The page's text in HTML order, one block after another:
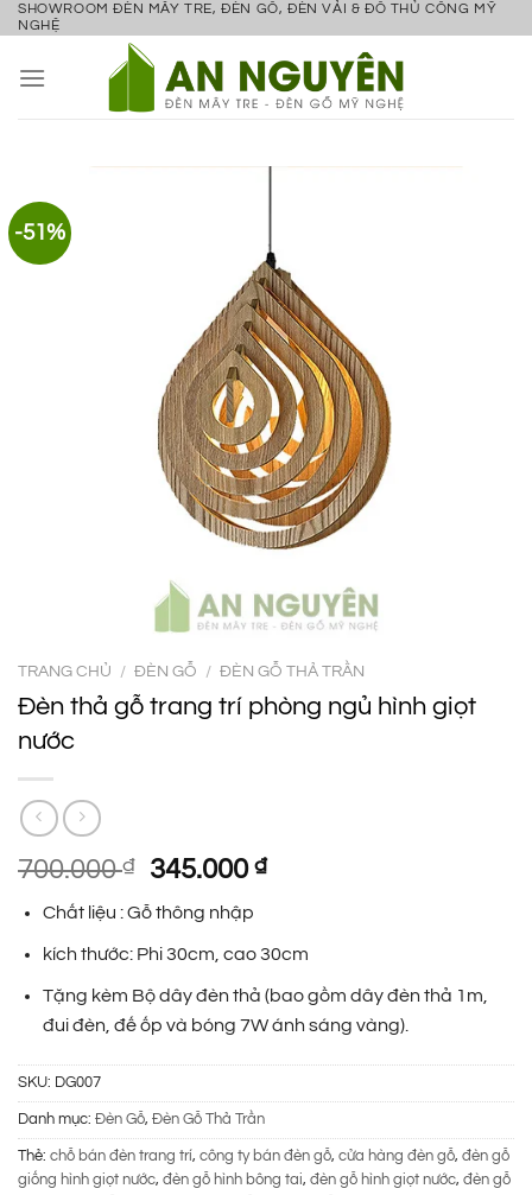
Bỏ
nội
SHOWROOM ĐÈN MÂY TRE, ĐÈN GỖ, ĐÈN VẢI & ĐỒ THỦ CÔNG MỸ
NGHỆ
-51%
TRANG CHỦ / ĐÈN GỖ / ĐÈN GỖ THẢ TRẦN
Đèn thả gỗ trang trí phòng ngủ hình giọt
nước
700.000₫
Giá
gốc
là:
700.000 ₫.
345.000₫Giá
là:
345.000 ₫.
Chất liệu : Gỗ thông nhập
kích thước: Phi 30cm, cao 30cm
Tặng kèm Bộ dây đèn thả (bao gồm dây đèn thả 1m,
đui đèn, đế ốp và bóng 7W ánh sáng vàng).
SKU: DG007
Danh mục: Đèn Gỗ, Đèn Gỗ Thả Trần
Thẻ: chỗ bán đèn trang trí, công ty bán đèn gỗ, cửa hàng đèn gỗ, đèn gỗ
giống hình giọt nước, đèn gỗ hình bông tai, đèn gỗ hình giọt nước, đèn gỗ